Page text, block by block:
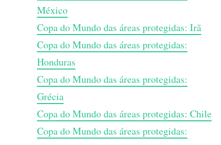
México
Copa do Mundo das áreas protegidas: Irã
Copa do Mundo das áreas protegidas:
Honduras
Copa do Mundo das áreas protegidas:
Grécia
Copa do Mundo das áreas protegidas: Chile
Copa do Mundo das áreas protegidas: